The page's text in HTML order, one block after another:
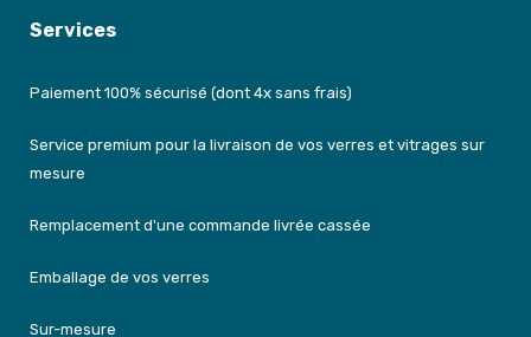
Services
Paiement 100% sécurisé (dont 4x sans frais)
Service premium pour la livraison de vos verres et vitrages sur
mesure
Remplacement d'une commande livrée cassée
Emballage de vos verres
Sur-mesure